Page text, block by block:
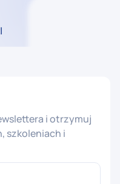
i otrzymuj
szkoleniach i